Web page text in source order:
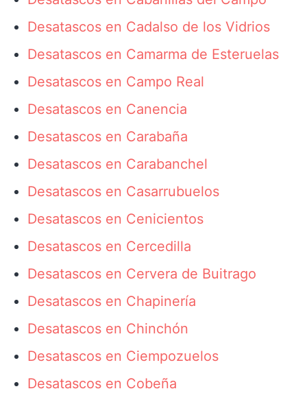
Desatascos en Cadalso de los Vidrios
Desatascos en Camarma de Esteruelas
Desatascos en Campo Real
Desatascos en Canencia
Desatascos en Carabaña
Desatascos en Carabanchel
Desatascos en Casarrubuelos
Desatascos en Cenicientos
Desatascos en Cercedilla
Desatascos en Cervera de Buitrago
Desatascos en Chapinería
Desatascos en Chinchón
Desatascos en Ciempozuelos
Desatascos en Cobeña